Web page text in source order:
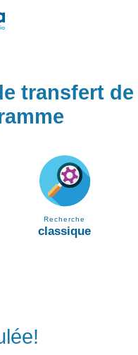
transfert de
Recherche
classique